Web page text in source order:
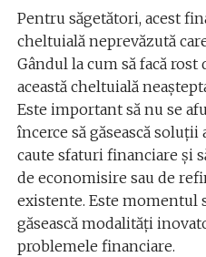
Pentru săgetători, acest
cheltuială neprevăzută
Gândul la cum să facă
această cheltuială
Este important să nu se
încerce să găsească
caute sfaturi financiare și
de economisire sau de
existente. Este momentul
găsească modalități
problemele financiare.